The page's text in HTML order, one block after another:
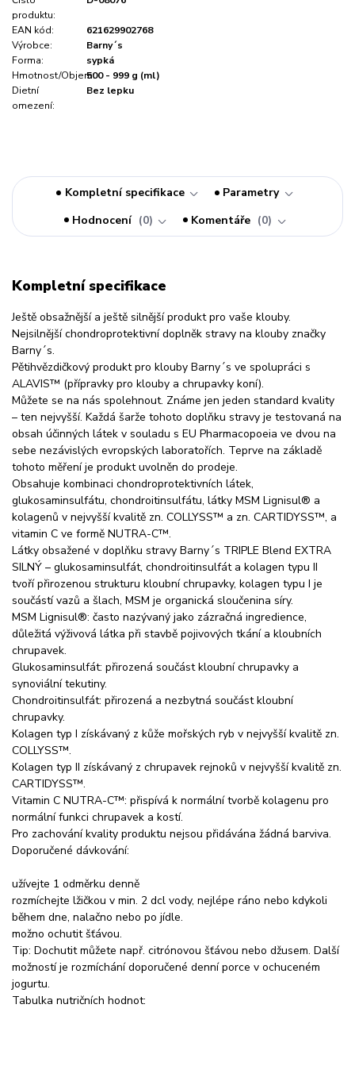
produktu:
EAN kód:
621629902768
Výrobce:
Barny´s
Forma:
sypká
Hmotnost/Objem:500 - 999 g (ml)
Dietní
omezení:
Bez lepku
Kompletní specifikace
Parametry
Hodnocení
0 Komentáře 0
Kompletní specifikace
Ještě obsažnější a ještě silnější produkt pro vaše klouby.
Nejsilnější chondroprotektivní doplněk stravy na klouby značky
Barny´s.
Pětihvězdičkový produkt pro klouby Barny´s ve spolupráci s
ALAVIS™ (přípravky pro klouby a chrupavky koní).
Můžete se na nás spolehnout. Známe jen jeden standard kvality
– ten nejvyšší. Každá šarže tohoto doplňku stravy je testovaná na
obsah účinných látek v souladu s EU Pharmacopoeia ve dvou na
sebe nezávislých evropských laboratořích. Teprve na základě
tohoto měření je produkt uvolněn do prodeje.
Obsahuje kombinaci chondroprotektivních látek,
glukosaminsulfátu, chondroitinsulfátu, látky MSM Lignisul® a
kolagenů v nejvyšší kvalitě zn. COLLYSS™ a zn. CARTIDYSS™, a
vitamin C ve formě NUTRA-C™.
Látky obsažené v doplňku stravy Barny´s TRIPLE Blend EXTRA
SILNÝ – glukosaminsulfát, chondroitinsulfát a kolagen typu II
tvoří přirozenou strukturu kloubní chrupavky, kolagen typu I je
součástí vazů a šlach, MSM je organická sloučenina síry.
MSM Lignisul®: často nazývaný jako zázračná ingredience,
důležitá výživová látka při stavbě pojivových tkání a kloubních
chrupavek.
Glukosaminsulfát: přirozená součást kloubní chrupavky a
synoviální tekutiny.
Chondroitinsulfát: přirozená a nezbytná součást kloubní
chrupavky.
Kolagen typ I získávaný z kůže mořských ryb v nejvyšší kvalitě zn.
COLLYSS™.
Kolagen typ II získávaný z chrupavek rejnoků v nejvyšší kvalitě zn.
CARTIDYSS™.
Vitamin C NUTRA-C™: přispívá k normální tvorbě kolagenu pro
normální funkci chrupavek a kostí.
Pro zachování kvality produktu nejsou přidávána žádná barviva.
Doporučené dávkování:
užívejte 1 odměrku denně
rozmíchejte lžičkou v min. 2 dcl vody, nejlépe ráno nebo kdykoli
během dne, nalačno nebo po jídle.
možno ochutit šťávou.
Tip: Dochutit můžete např. citrónovou šťávou nebo džusem. Další
možností je rozmíchání doporučené denní porce v ochuceném
jogurtu.
Tabulka nutričních hodnot: